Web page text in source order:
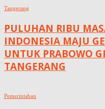
Tangerang
PULUHAN RIBU
INDONESIA MAJU
UNTUK PRABOWO
TANGERANG
Pemerintahan